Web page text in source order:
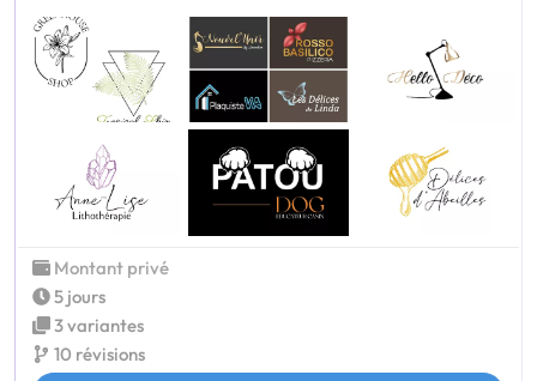
Montant privé
5 jours
3 variantes
10 révisions